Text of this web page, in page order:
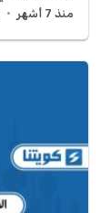
منذ 7 أشهر